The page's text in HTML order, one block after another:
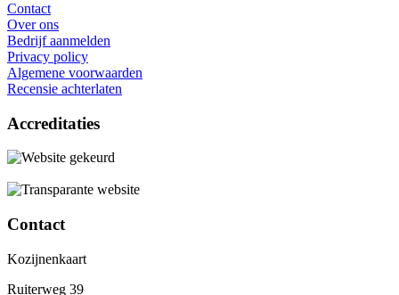
Contact
Over ons
Bedrijf aanmelden
Privacy policy
Algemene voorwaarden
Recensie achterlaten
Accreditaties
Contact
Kozijnenkaart
Ruiterweg 39